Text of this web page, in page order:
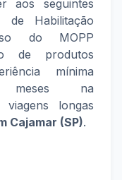
aos seguintes
de Habilitação
do MOPP
de produtos
mínima
na
viagens longas
Cajamar (SP).